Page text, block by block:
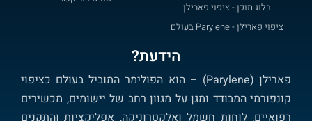
בלוג תוכן - ציפוי פארילן
ציפוי פארילן - Parylene בעולם
הידעת?
פארילן (Parylene) – הוא הפולימר המוביל בעולם כציפוי
קונפורמי המבודד ומגן על מגוון רחב של יישומים, מכשירים
רפואיים, לוחות חשמל ואלקטרוניקה, אפליקציות והתקנים